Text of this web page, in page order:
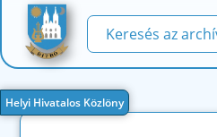
Helyi Hivatalos Közlöny